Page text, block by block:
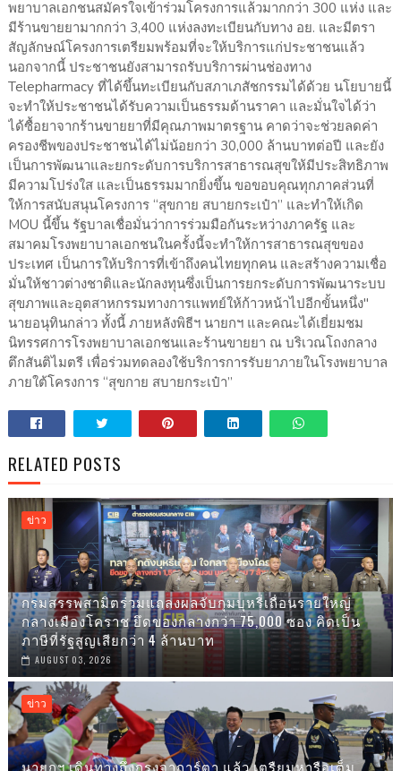
พยาบาลเอกชนสมัครใจเข้าร่วมโครงการแล้วมากกว่า 300 แห่ง และ
มีร้านขายยามากกว่า 3,400 แห่งลงทะเบียนกับทาง อย. และมีตรา
สัญลักษณ์โครงการเตรียมพร้อมที่จะให้บริการแก่ประชาชนแล้ว
นอกจากนี้ ประชาชนยังสามารถรับบริการผ่านช่องทาง
Telepharmacy ที่ได้ขึ้นทะเบียนกับสภาเภสัชกรรมได้ด้วย นโยบายนี้
จะทำให้ประชาชนได้รับความเป็นธรรมด้านราคา และมั่นใจได้ว่า
ได้ซื้อยาจากร้านขายยาที่มีคุณภาพมาตรฐาน คาดว่าจะช่วยลดค่า
ครองชีพของประชาชนได้ไม่น้อยกว่า 30,000 ล้านบาทต่อปี และยัง
เป็นการพัฒนาและยกระดับการบริการสาธารณสุขให้มีประสิทธิภาพ
มีความโปร่งใส และเป็นธรรมมากยิ่งขึ้น ขอขอบคุณทุกภาคส่วนที่
ให้การสนับสนุนโครงการ “สุขกาย สบายกระเป๋า” และทำให้เกิด
MOU นี้ขึ้น รัฐบาลเชื่อมั่นว่าการร่วมมือกันระหว่างภาครัฐ และ
สมาคมโรงพยาบาลเอกชนในครั้งนี้จะทำให้การสาธารณสุขของ
ประเทศ เป็นการให้บริการที่เข้าถึงคนไทยทุกคน และสร้างความเชื่อ
มั่นให้ชาวต่างชาติและนักลงทุนซึ่งเป็นการยกระดับการพัฒนาระบบ
สุขภาพและอุตสาหกรรมทางการแพทย์ให้ก้าวหน้าไปอีกขั้นหนึ่ง"
นายอนุทินกล่าว ทั้งนี้ ภายหลังพิธีฯ นายกฯ และคณะได้เยี่ยมชม
นิทรรศการโรงพยาบาลเอกชนและร้านขายยา ณ บริเวณโถงกลาง
ตึกสันติไมตรี เพื่อร่วมทดลองใช้บริการการรับยาภายในโรงพยาบาล
ภายใต้โครงการ “สุขกาย สบายกระเป๋า”
RELATED POSTS
ข่าว
กรมสรรพสามิตร่วมแถลงผลจับกุมบุหรี่เถื่อนรายใหญ่
กลางเมืองโคราช ยึดของกลางกว่า 75,000 ซอง คิดเป็น
ภาษีที่รัฐสูญเสียกว่า 4 ล้านบาท
AUGUST 03, 2026
ข่าว
นายกฯ เดินทางถึงกรุงจาการ์ตา แล้ว เตรืยมหารือเต็ม